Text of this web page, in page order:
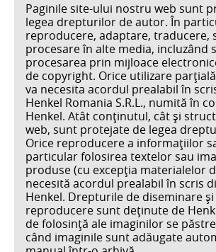
Paginile site-ului nostru web sunt
legea drepturilor de autor. În
reproducere, adaptare, traducere,
procesare în alte media, incluzând
procesarea prin mijloace
de copyright. Orice utilizare
va necesita acordul prealabil în
Henkel Romania S.R.L., numită în
Henkel. Atât conţinutul, cât şi
web, sunt protejate de legea
Orice reproducere a informaţiilor
particular folosirea textelor sau
produse (cu excepţia materialelor
necesită acordul prealabil în scris
Henkel. Drepturile de diseminare
reproducere sunt deţinute de
de folosinţă ale imaginilor se
când imaginile sunt adăugate